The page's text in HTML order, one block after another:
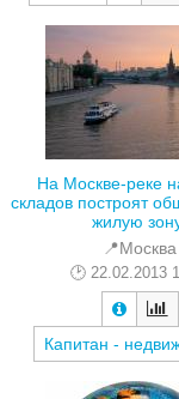
На Москве-реке
складов построят
жилую
📍Москва
22.02.2013
Капитан -